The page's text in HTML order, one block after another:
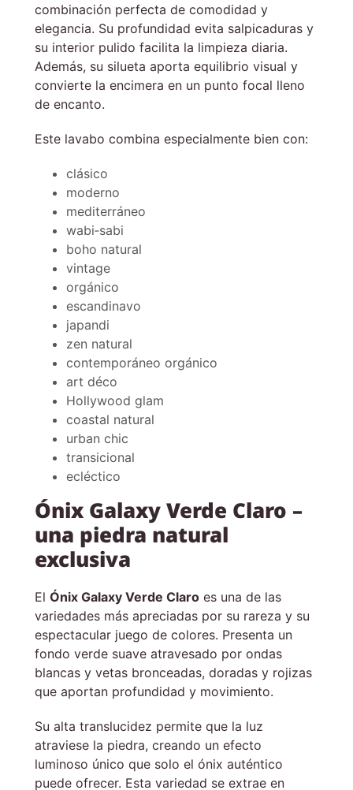
combinación perfecta de comodidad y
elegancia. Su profundidad evita salpicaduras y
su interior pulido facilita la limpieza diaria.
Además, su silueta aporta equilibrio visual y
convierte la encimera en un punto focal lleno
de encanto.
Este lavabo combina especialmente bien con:
clásico
moderno
mediterráneo
wabi‑sabi
boho natural
vintage
orgánico
escandinavo
japandi
zen natural
contemporáneo orgánico
art déco
Hollywood glam
coastal natural
urban chic
transicional
ecléctico
Ónix Galaxy Verde Claro –
una piedra natural
exclusiva
El Ónix Galaxy Verde Claro es una de las
variedades más apreciadas por su rareza y su
espectacular juego de colores. Presenta un
fondo verde suave atravesado por ondas
blancas y vetas bronceadas, doradas y rojizas
que aportan profundidad y movimiento.
Su alta translucidez permite que la luz
atraviese la piedra, creando un efecto
luminoso único que solo el ónix auténtico
puede ofrecer. Esta variedad se extrae en